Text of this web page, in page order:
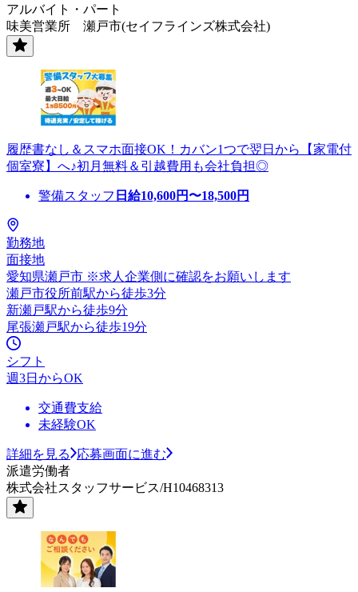
アルバイト・パート
味美営業所 瀬戸市(セイフラインズ株式会社)
履歴書なし＆スマホ面接OK！カバン1つで翌日から【家電付
個室寮】へ♪初月無料＆引越費用も会社負担◎
警備スタッフ 日給10,600円〜18,500円
勤務地
面接地
愛知県瀬戸市 ※求人企業側に確認をお願いします
瀬戸市役所前駅から徒歩3分
新瀬戸駅から徒歩9分
尾張瀬戸駅から徒歩19分
シフト
週3日からOK
交通費支給
未経験OK
詳細を見る
応募画面に進む
派遣労働者
株式会社スタッフサービス/H10468313